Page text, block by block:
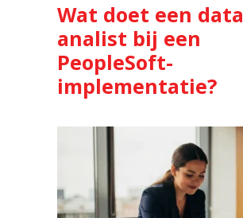
Wat doet een data
analist bij een
PeopleSoft-
implementatie?